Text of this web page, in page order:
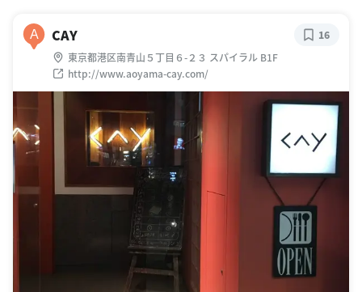
A CAY
東京都港区南青山５丁目６-２３ スパイラル B1F
http://www.aoyama-cay.com/
16